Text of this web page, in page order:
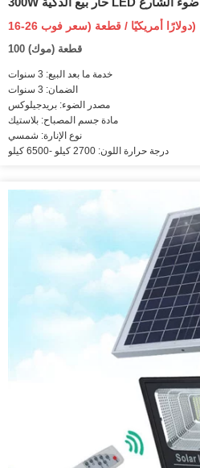
16-26 دولارًا أمريكيًا / قطعة (سعر فوب)
100 قطعة (موك)
خدمة ما بعد البيع: 3 سنوات
الضمان: 3 سنوات
مصدر الضوء: بريدجيلوكس
مادة جسم المصباح: بلاستيك
نوع الإنارة: شمسي
درجة حرارة اللون: 2700 كيلو -6500 كيلو